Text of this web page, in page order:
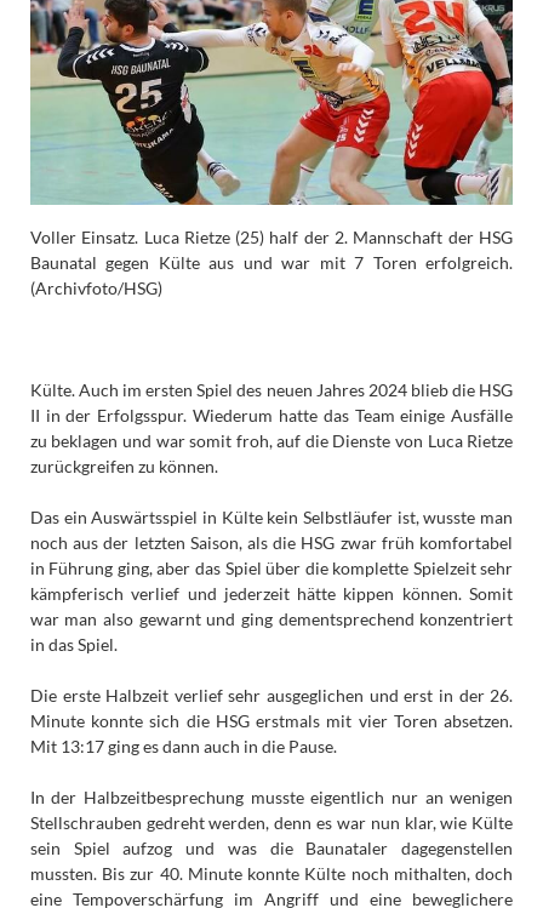
Voller Einsatz. Luca Rietze (25) half der 2. Mannschaft der HSG
Baunatal gegen Külte aus und war mit 7 Toren erfolgreich.
(Archivfoto/HSG)
Külte. Auch im ersten Spiel des neuen Jahres 2024 blieb die HSG
II in der Erfolgsspur. Wiederum hatte das Team einige Ausfälle
zu beklagen und war somit froh, auf die Dienste von Luca Rietze
zurückgreifen zu können.
Das ein Auswärtsspiel in Külte kein Selbstläufer ist, wusste man
noch aus der letzten Saison, als die HSG zwar früh komfortabel
in Führung ging, aber das Spiel über die komplette Spielzeit sehr
kämpferisch verlief und jederzeit hätte kippen können. Somit
war man also gewarnt und ging dementsprechend konzentriert
in das Spiel.
Die erste Halbzeit verlief sehr ausgeglichen und erst in der 26.
Minute konnte sich die HSG erstmals mit vier Toren absetzen.
Mit 13:17 ging es dann auch in die Pause.
In der Halbzeitbesprechung musste eigentlich nur an wenigen
Stellschrauben gedreht werden, denn es war nun klar, wie Külte
sein Spiel aufzog und was die Baunataler dagegenstellen
mussten. Bis zur 40. Minute konnte Külte noch mithalten, doch
eine Tempoverschärfung im Angriff und eine beweglichere